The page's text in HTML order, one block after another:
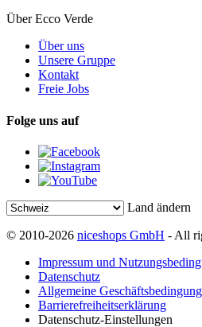
Über Ecco Verde
Über uns
Unsere Gruppe
Kontakt
Freie Jobs
Folge uns auf
Land ändern
© 2010-2026 niceshops GmbH - All
Impressum und
Datenschutz
Allgemeine
Barrierefreiheitserklärung
Datenschutz-Einstellungen